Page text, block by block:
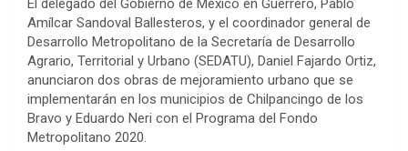
El delegado del Gobierno de México en Guerrero, Pablo
Amílcar Sandoval Ballesteros, y el coordinador general de
Desarrollo Metropolitano de la Secretaría de Desarrollo
Agrario, Territorial y Urbano (SEDATU), Daniel Fajardo Ortiz,
anunciaron dos obras de mejoramiento urbano que se
implementarán en los municipios de Chilpancingo de los
Bravo y Eduardo Neri con el Programa del Fondo
Metropolitano 2020.